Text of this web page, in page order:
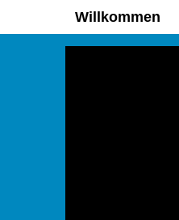
Willkommen